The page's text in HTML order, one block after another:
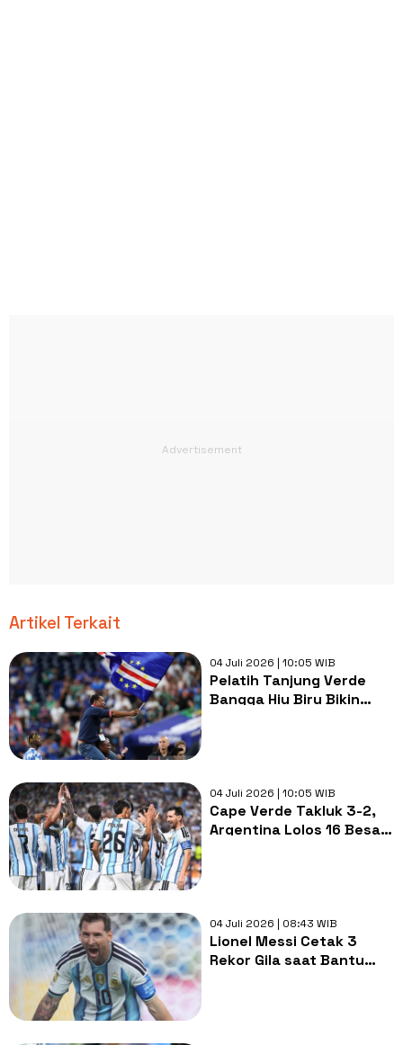
Artikel Terkait
04 Juli 2026 | 10:05 WIB
Pelatih Tanjung Verde
Bangga Hiu Biru Bikin
04 Juli 2026 | 10:05 WIB
Cape Verde Takluk 3-2,
Argentina Lolos 16 Besar
04 Juli 2026 | 08:43 WIB
Lionel Messi Cetak 3
Rekor Gila saat Bantu